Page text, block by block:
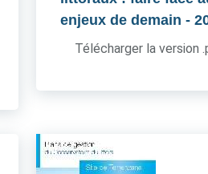
enjeux de demain -
Télécharger la version